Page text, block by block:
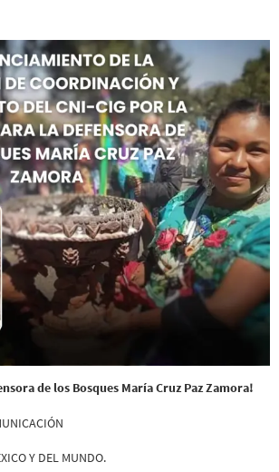
de los Bosques María Cruz Paz Zamora!
Y DEL MUNDO.